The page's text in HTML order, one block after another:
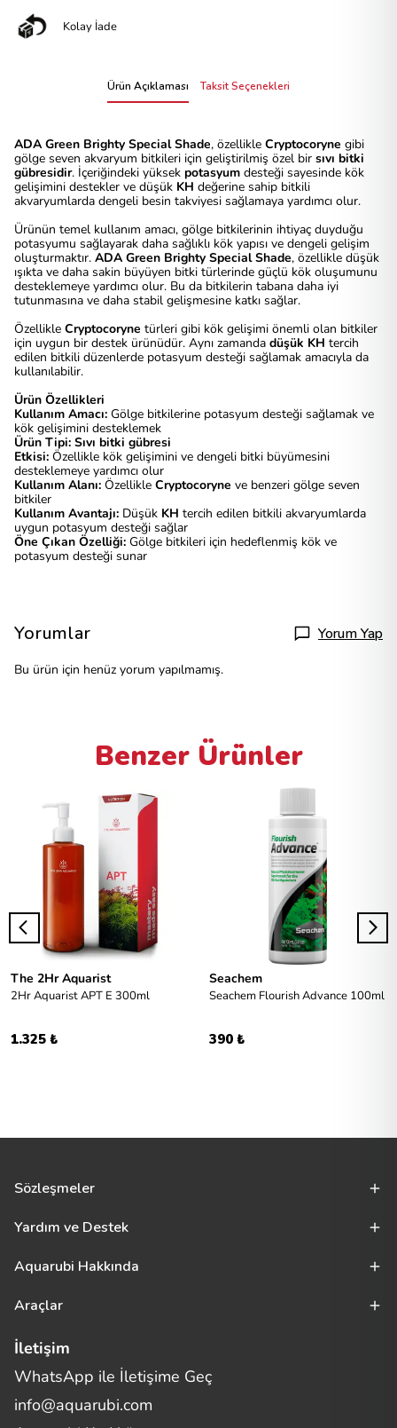
Kolay İade
Ürün Açıklaması Taksit Seçenekleri
ADA Green Brighty Special Shade, özellikle Cryptocoryne gibi
gölge seven akvaryum bitkileri için geliştirilmiş özel bir sıvı bitki
gübresidir. İçeriğindeki yüksek potasyum desteği sayesinde kök
gelişimini destekler ve düşük KH değerine sahip bitkili
akvaryumlarda dengeli besin takviyesi sağlamaya yardımcı olur.
Ürünün temel kullanım amacı, gölge bitkilerinin ihtiyaç duyduğu
potasyumu sağlayarak daha sağlıklı kök yapısı ve dengeli gelişim
oluşturmaktır. ADA Green Brighty Special Shade, özellikle düşük
ışıkta ve daha sakin büyüyen bitki türlerinde güçlü kök oluşumunu
desteklemeye yardımcı olur. Bu da bitkilerin tabana daha iyi
tutunmasına ve daha stabil gelişmesine katkı sağlar.
Özellikle Cryptocoryne türleri gibi kök gelişimi önemli olan bitkiler
için uygun bir destek ürünüdür. Aynı zamanda düşük KH tercih
edilen bitkili düzenlerde potasyum desteği sağlamak amacıyla da
kullanılabilir.
Ürün Özellikleri
Kullanım Amacı: Gölge bitkilerine potasyum desteği sağlamak ve
kök gelişimini desteklemek
Ürün Tipi: Sıvı bitki gübresi
Etkisi: Özellikle kök gelişimini ve dengeli bitki büyümesini
desteklemeye yardımcı olur
Kullanım Alanı: Özellikle Cryptocoryne ve benzeri gölge seven
bitkiler
Kullanım Avantajı: Düşük KH tercih edilen bitkili akvaryumlarda
uygun potasyum desteği sağlar
Öne Çıkan Özelliği: Gölge bitkileri için hedeflenmiş kök ve
potasyum desteği sunar
Yorumlar Yorum Yap
Bu ürün için henüz yorum yapılmamış.
Benzer Ürünler
The 2Hr Aquarist
2Hr Aquarist APT E 300ml
1.325 ₺
Seachem
Seachem Flourish Advance 100ml
390 ₺
Sözleşmeler
Yardım ve Destek
Aquarubi Hakkında
Araçlar
İletişim
WhatsApp ile İletişime Geç
info@aquarubi.com
Merhaba! Size nasıl yardımcı
olabilirim?